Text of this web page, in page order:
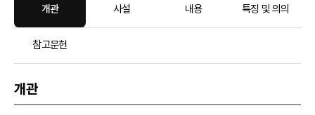
개관 사설 내용 특징 및 의의
참고문헌
개관